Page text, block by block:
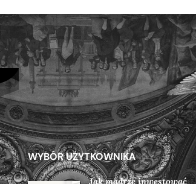
WYBÓR UŻYTKOWNIKA
Jak mądrze inwestować